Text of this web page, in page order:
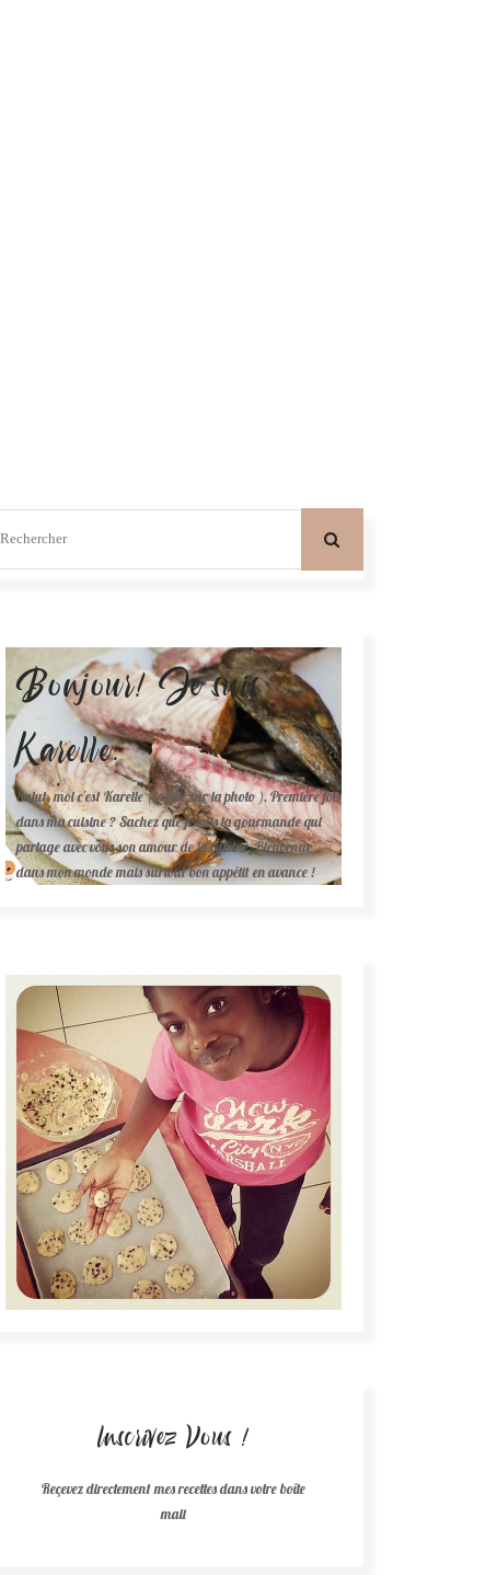
Bonjour! Je suis
Karelle.
Salut, moi c'est Karelle (la fille sur la photo ). Première fois
dans ma cuisine ? Sachez que je suis la gourmande qui
partage avec vous son amour de la cuisine. Bienvenue
dans mon monde mais surtout bon appétit en avance !
Inscrivez Vous !
Reçevez directement mes recettes dans votre boîte
mail